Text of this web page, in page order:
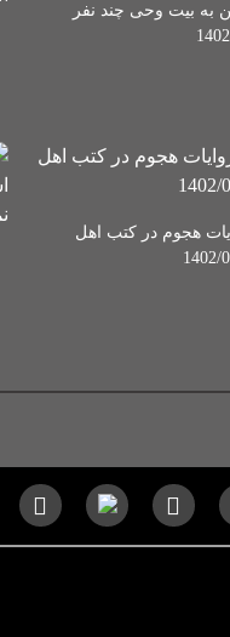
به بیت وحی چند نفر
هجوم در کتب اهل